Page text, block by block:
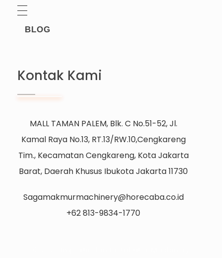
BLOG
Kontak Kami
MALL TAMAN PALEM, Blk. C No.51-52, Jl.
Kamal Raya No.13, RT.13/RW.10,Cengkareng
Tim., Kecamatan Cengkareng, Kota Jakarta
Barat, Daerah Khusus Ibukota Jakarta 11730
Sagamakmurmachinery@horecaba.co.id
+62 813-9834-1770